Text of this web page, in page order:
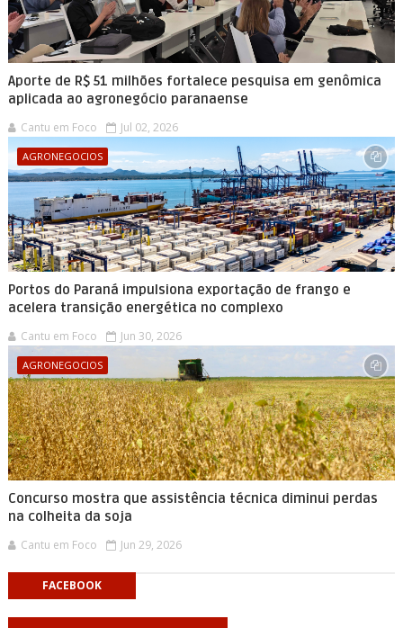
Aporte de R$ 51 milhões fortalece pesquisa em genômica
aplicada ao agronegócio paranaense
Cantu em Foco Jul 02, 2026
AGRONEGOCIOS
Portos do Paraná impulsiona exportação de frango e
acelera transição energética no complexo
Cantu em Foco Jun 30, 2026
AGRONEGOCIOS
Concurso mostra que assistência técnica diminui perdas
na colheita da soja
Cantu em Foco Jun 29, 2026
FACEBOOK